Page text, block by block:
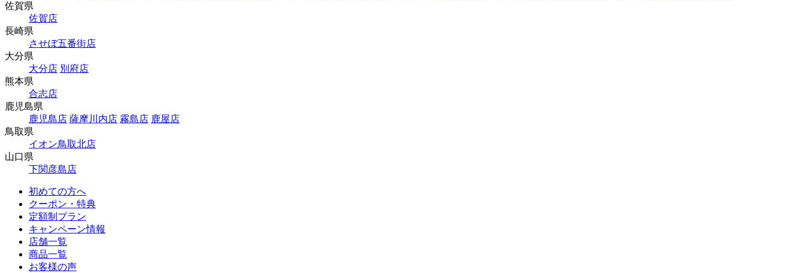
佐賀県
佐賀店
長崎県
させぼ五番街店
大分県
大分店 別府店
熊本県
合志店
鹿児島県
鹿児島店 薩摩川内店 霧島店 鹿屋店
鳥取県
イオン鳥取北店
山口県
下関彦島店
初めての方へ
クーポン・特典
定額制プラン
キャンペーン情報
店舗一覧
商品一覧
お客様の声